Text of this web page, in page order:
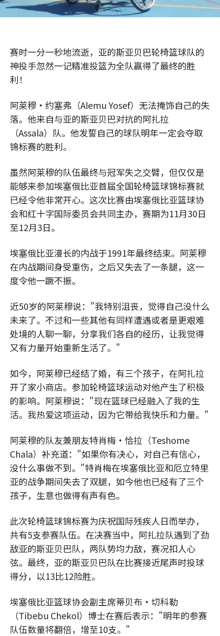
赛时一分一秒地流逝，亚的斯亚贝巴轮椅篮球队的
神投手忽然一记精准投篮为全队赢得了最终的胜
利！
阿莱穆·约塞弗（Alemu Yosef）无法掩饰自己的失
落。他来自与亚的斯亚贝巴对抗的阿扎拉
（Assala）队。他发誓自己的球队明年一定会夺取
锦标赛的胜利。
虽然阿莱穆的队伍最终与冠军失之交臂，但仅仅是
能够来参加埃塞俄比亚首届全国轮椅篮球锦标赛就
已经令他非常开心。这次比赛由埃塞俄比亚篮球协
会和红十字国际委员会共同主办，赛期为11月30日
至12月3日。
埃塞俄比亚漫长的内战于1991年最终结束。阿莱穆
在内战期间身受重伤，之后又失去了一条腿，这一
度令他一蹶不振。
近50岁的阿莱穆说："我特别沮丧，觉得自己没什么
未来了。不过和一些其他有同样遭遇或者是更艰难
处境的人聊一聊，分享我们各自的经历，让我觉得
又有力量开始重新生活了。"
如今，阿莱穆已经结了婚，有三个孩子，在阿扎拉
开了家小商店。参加轮椅篮球运动对他产生了积极
的影响。阿莱穆说："现在篮球已经融入了我的生
活。我热爱这项运动，因为它带给我快乐和力量。"
阿莱穆的队友兼朋友特肖梅·恰拉（Teshome
Chala）补充道："如果你有决心，对自己有信心，
没什么事做不到。"特肖梅在埃塞俄比亚和厄立特里
亚的战争期间失去了双腿，如今他也已经有了三个
孩子，生意也做得有声有色。
此次轮椅篮球锦标赛为庆祝国际残疾人日而举办，
共有5支参赛队伍。在决赛当中，阿扎拉队遇到了劲
敌亚的斯亚贝巴队，两队势均力敌，赛况扣人心
弦。最终，亚的斯亚贝巴队在比赛接近尾声时投球
得分，以13比12险胜。
埃塞俄比亚篮球协会副主席蒂贝布·切科勒
（Tibebu Chekol）博士在赛后表示："明年的参赛
队伍数量将翻倍，增至10支。"